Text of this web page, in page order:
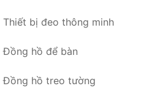
Thiết bị đeo thông minh
Đồng hồ để bàn
Đồng hồ treo tường